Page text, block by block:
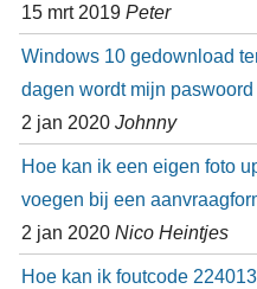
15 mrt 2019 Peter
Windows 10 gedownload
dagen wordt mijn paswoord
2 jan 2020 Johnny
Hoe kan ik een eigen foto
voegen bij een
2 jan 2020 Nico Heintjes
Hoe kan ik foutcode